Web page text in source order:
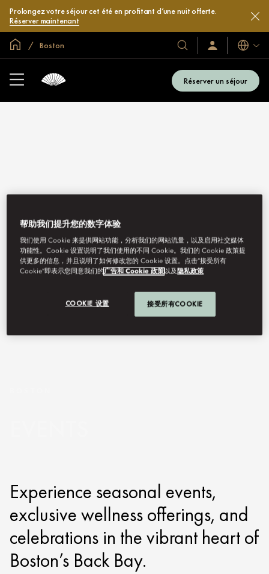
Prolongez votre séjour cet été en profitant d’une nuit offerte.
Réserver maintenant
AccueilBoston
Nos
hôtels
et
complexes
Identification/
Langues
Réserver un séjour
Experience seasonal events,
exclusive wellness offerings, and
celebrations in the vibrant heart of
Boston’s Back Bay.
帮助我们提升您的数字体验
我们使用 Cookie 来提供网站功能，分析我们的网站流量，以及启用社交媒体
功能性。Cookie 设置说明了我们使用的不同 Cookie。我们的 Cookie 政策提
供更多的信息，并且说明了如何修改您的 Cookie 设置。点击“接受所有
Cookie”即表示您同意我们的广告和 Cookie 政策以及 隐私政策
COOKIE 设置 接受所有COOKIE